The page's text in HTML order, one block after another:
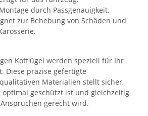
durch Passgenauigkeit.
zur Behebung von Schäden und
Kotflügel werden speziell für Ihr
Diese präzise gefertigte
Materialien stellt sicher,
optimal geschützt ist und gleichzeitig
gerecht wird.